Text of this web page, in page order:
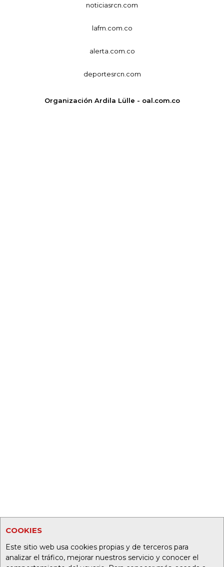
COOKIES
Este sitio web usa cookies propias y de terceros para
analizar el tráfico, mejorar nuestros servicio y conocer el
noticiasrcn.com
lafm.com.co
alerta.com.co
deportesrcn.com
Organización Ardila Lülle - oal.com.co